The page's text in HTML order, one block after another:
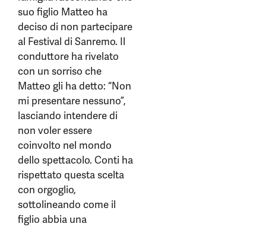
suo figlio Matteo ha
deciso di non partecipare
al Festival di Sanremo. Il
conduttore ha rivelato
con un sorriso che
Matteo gli ha detto: “Non
mi presentare nessuno”,
lasciando intendere di
non voler essere
coinvolto nel mondo
dello spettacolo. Conti ha
rispettato questa scelta
con orgoglio,
sottolineando come il
figlio abbia una